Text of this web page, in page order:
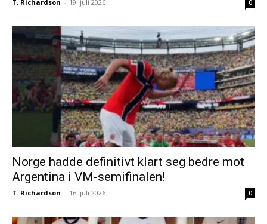
T. Richardson - 19. juli 2026 0
Norge hadde definitivt klart seg bedre mot
Argentina i VM-semifinalen!
T. Richardson - 16. juli 2026 0